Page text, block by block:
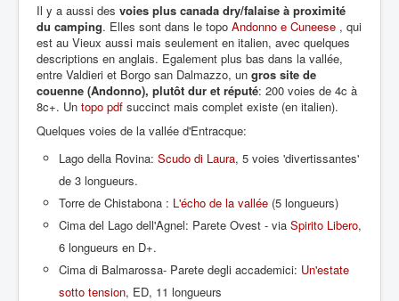
Il y a aussi des voies plus canada dry/falaise à proximité
du camping. Elles sont dans le topo Andonno e Cuneese , qui
est au Vieux aussi mais seulement en italien, avec quelques
descriptions en anglais. Egalement plus bas dans la vallée,
entre Valdieri et Borgo san Dalmazzo, un gros site de
couenne (Andonno), plutôt dur et réputé: 200 voies de 4c à
8c+. Un topo pdf succinct mais complet existe (en italien).
Quelques voies de la vallée d'Entracque:
Lago della Rovina: Scudo di Laura, 5 voies 'divertissantes'
de 3 longueurs.
Torre de Chistabona : L'écho de la vallée (5 longueurs)
Cima del Lago dell'Agnel: Parete Ovest - via Spirito Libero,
6 longueurs en D+.
Cima di Balmarossa- Parete degli accademici: Un'estate
sotto tension, ED, 11 longueurs